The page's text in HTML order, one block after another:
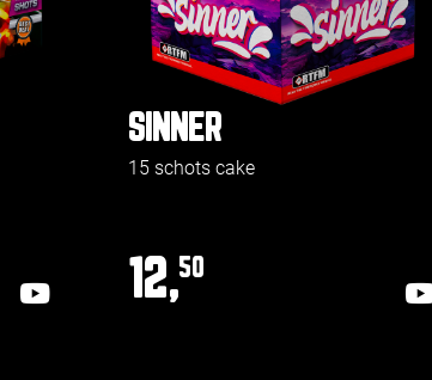
SINNER
15 schots cake
12,50